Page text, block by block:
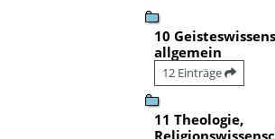
10
allgemein
12 Einträge
11 Theologie,